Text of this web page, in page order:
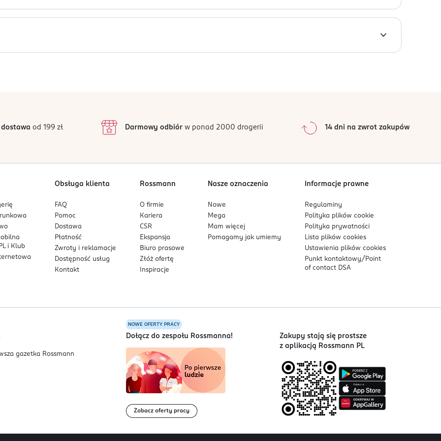
CI 19140, CI 77266, CI 77891, CI 15850, CI 15985, CI 77007, CI 77510, CI 15880, CI 45410, CI 45380, CI
kolejną. Dobrze wysuszyć. Rekomendujemy aby stosować na bazę do paznokci i by zabezpieczać lakier
2
1
0%
Sortowanie wgdata: od najnowszej
dostawa od 199 zł Darmowy odbiórw ponad 2000 drogerii 14 dni na zwrot zakupów
i Klub
Obsługa klienta
FAQ
Pomoc
Dostawa
Płatność
Zwroty i reklamacje
Dostępność usług
Kontakt
Rossmann
O firmie
Kariera
CSR
Ekspansja
Biuro prasowe
Złóż ofertę
Inspiracje
Nasze oznaczenia
Nowe
Mega
Mam więcej
Pomagamy jak umiemy
Informacje prawne
Regulaminy
Polityka plikówcookie
Polityka prywatności
Lista plikówcookies
Ustawienia plikówcookies
Punkt kontaktowy/ Point
of contact DSA
NOWE OFERTY PRACY
Dołącz do zespołu Rossmanna!
Zobacz oferty pracy
Zakupy stają się prostsze
z aplikacją Rossmann PL